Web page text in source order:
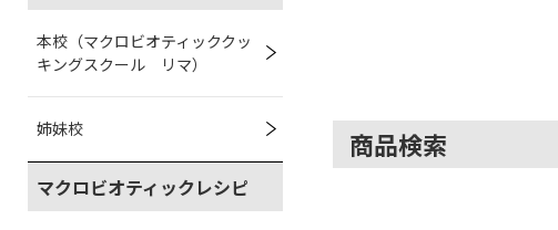
本校（マクロビオティッククッ
キングスクール リマ）
姉妹校
マクロビオティックレシピ
商品検索